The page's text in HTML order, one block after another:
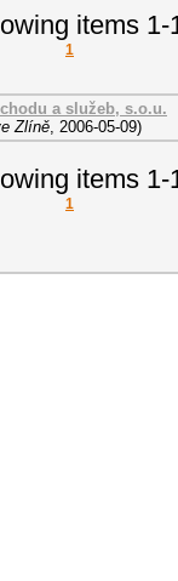
items 1-
1
a služeb, s.o.u.
Zlíně 2006-05-09)
items 1-
1